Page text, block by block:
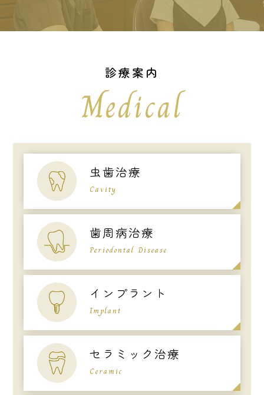
診療案内
Medical
虫歯治療
Cavity
歯周病治療
Periodontal Disease
インプラント
Implant
セラミック治療
Ceramic